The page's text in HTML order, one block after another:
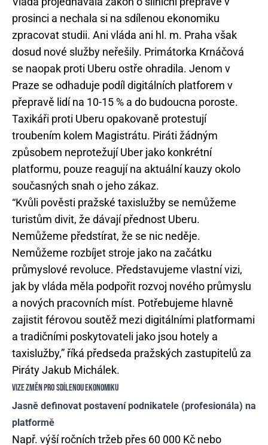
prosinci a nechala si na sdílenou ekonomiku
zpracovat studii. Ani vláda ani hl. m. Praha však
dosud nové služby neřešily. Primátorka Krnáčová
se naopak proti Uberu ostře ohradila. Jenom v
Praze se odhaduje podíl digitálních platforem v
přepravě lidí na 10-15 % a do budoucna poroste.
Taxikáři proti Uberu opakovaně protestují
troubením kolem Magistrátu. Piráti žádným
způsobem neprotežují Uber jako konkrétní
platformu, pouze reagují na aktuální kauzy okolo
současných snah o jeho zákaz.
“Kvůli pověsti pražské taxislužby se nemůžeme
turistům divit, že dávají přednost Uberu.
Nemůžeme předstírat, že se nic neděje.
Nemůžeme rozbíjet stroje jako na začátku
průmyslové revoluce. Představujeme vlastní vizi,
jak by vláda měla podpořit rozvoj nového průmyslu
a nových pracovních míst. Potřebujeme hlavně
zajistit férovou soutěž mezi digitálními platformami
a tradičními poskytovateli jako jsou hotely a
taxislužby,” říká předseda pražských zastupitelů za
Piráty Jakub Michálek.
VIZE ZMĚN PRO SDÍLENOU EKONOMIKU
Jasně definovat postavení podnikatele (profesionála) na
platformě
Např. výší ročních tržeb přes 60 000 Kč nebo